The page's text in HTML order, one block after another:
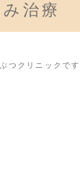
治療
つクリニックです